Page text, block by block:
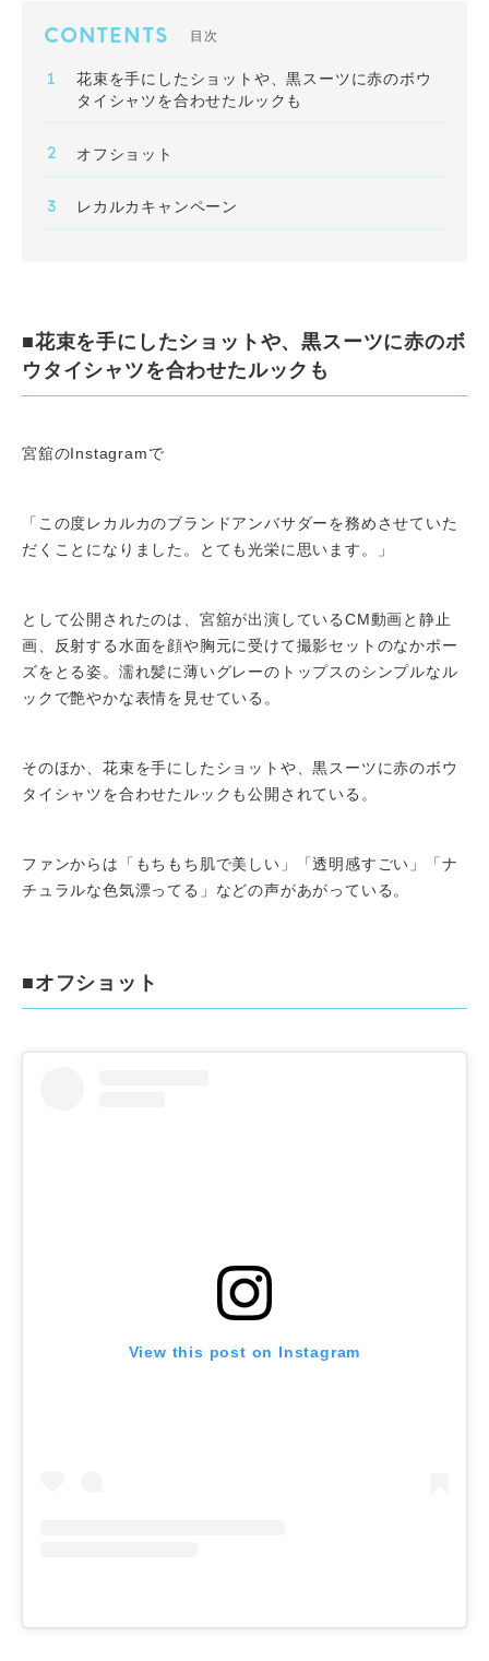
CONTENTS 目次
花束を手にしたショットや、黒スーツに赤のボウ
タイシャツを合わせたルックも
オフショット
レカルカキャンペーン
■花束を手にしたショットや、黒スーツに赤のボ
ウタイシャツを合わせたルックも
宮舘のInstagramで
「この度レカルカのブランドアンバサダーを務めさせていた
だくことになりました。とても光栄に思います。」
として公開されたのは、宮舘が出演しているCM動画と静止
画、反射する水面を顔や胸元に受けて撮影セットのなかポー
ズをとる姿。濡れ髪に薄いグレーのトップスのシンプルなル
ックで艶やかな表情を見せている。
そのほか、花束を手にしたショットや、黒スーツに赤のボウ
タイシャツを合わせたルックも公開されている。
ファンからは「もちもち肌で美しい」「透明感すごい」「ナ
チュラルな色気漂ってる」などの声があがっている。
■オフショット
View this post on Instagram